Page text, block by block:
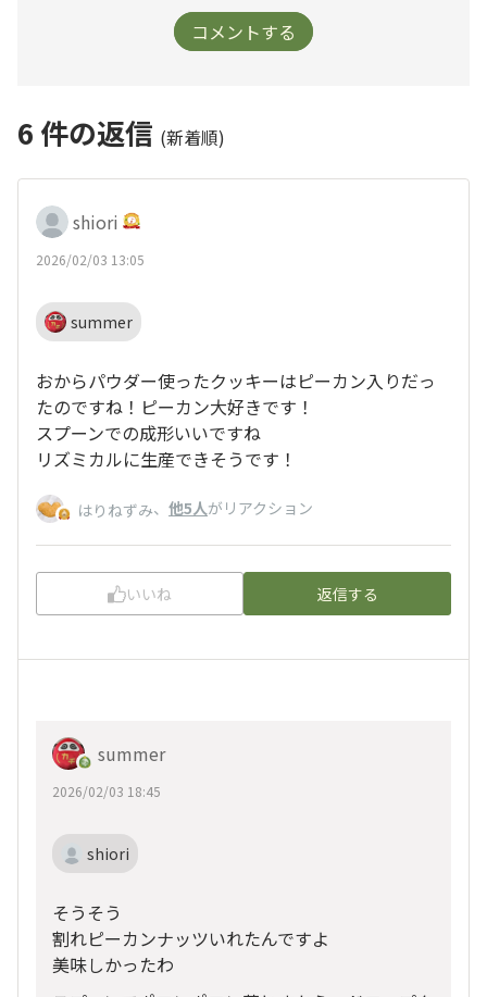
コメントする
6 件の返信 (新着順)
shiori
2026/02/03 13:05
summer
おからパウダー使ったクッキーはピーカン入りだっ
たのですね！ピーカン大好きです！
スプーンでの成形いいですね
リズミカルに生産できそうです！
はりねずみ、 他5人がリアクション
いいね 返信する
summer
2026/02/03 18:45
shiori
そうそう
割れピーカンナッツいれたんですよ
美味しかったわ